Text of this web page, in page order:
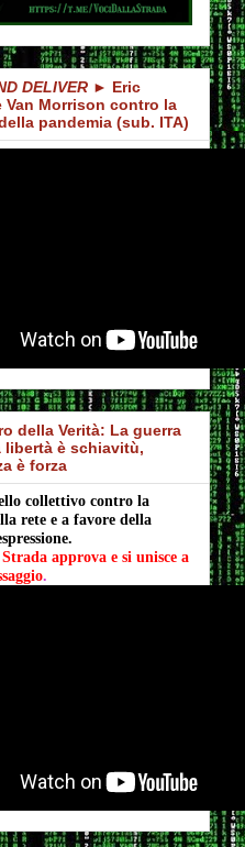
DELIVER► Eric
Van Morrison contro la
pandemia (sub. ITA)
della Verità: La guerra
libertà è schiavitù,
è forza
collettivo contro la
rete e a favore della
approva e si unisce a
.